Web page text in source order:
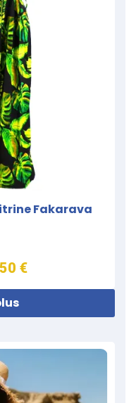
Fakarava
€